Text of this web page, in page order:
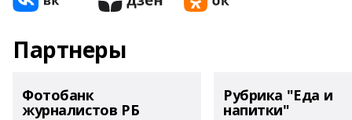
Партнеры
Фотобанк
журналистов РБ
Рубрика "Еда и
напитки"